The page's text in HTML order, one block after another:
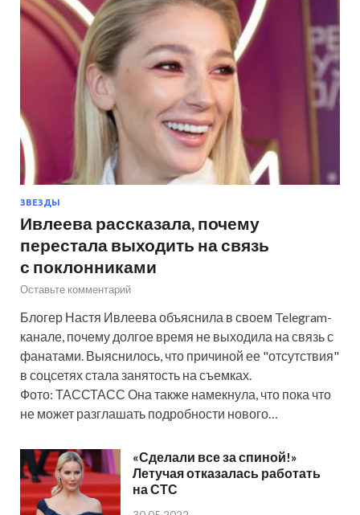
ЗВЕЗДЫ
Ивлеева рассказала, почему
перестала выходить на связь
с поклонниками
Оставьте комментарий
Блогер Настя Ивлеева объяснила в своем Telegram-
канале, почему долгое время не выходила на связь с
фанатами. Выяснилось, что причиной ее "отсутствия"
в соцсетях стала занятость на съемках.
Фото: ТАССТАСС Она также намекнула, что пока что
не может разглашать подробности нового…
«Сделали все за спиной!»
Летучая отказалась работать
на СТС